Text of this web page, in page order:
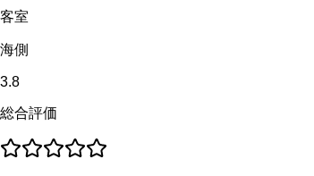
客室
海側
3.8
総合評価